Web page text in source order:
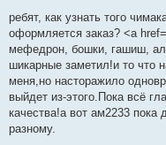
s
ребят, как узнать того
оформляется заказ? <a
мефедрон, бошки, гашиш,
шикарные заметил!и то что
меня,но насторажило
выйдет из-этого.Пока всё
качества!а вот ам2233
разному.